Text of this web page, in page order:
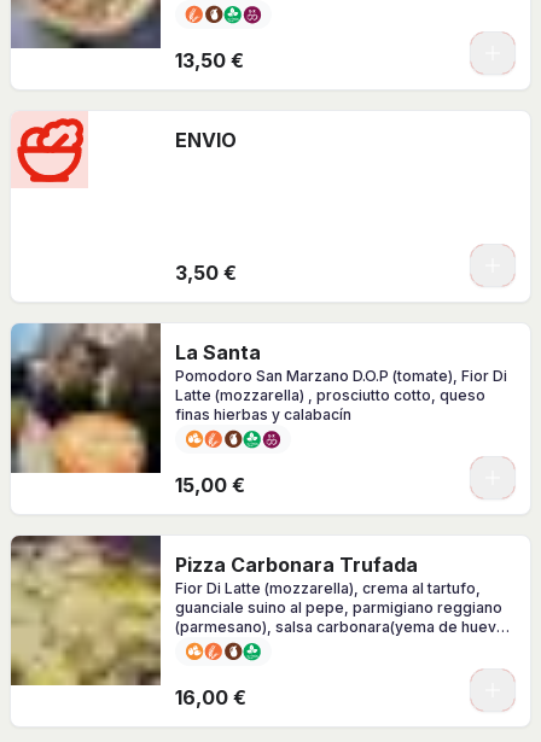
y AOVE
13,50 €
ENVIO
3,50 €
La Santa
Pomodoro San Marzano D.O.P (tomate), Fior Di
Latte (mozzarella) , prosciutto cotto, queso
finas hierbas y calabacín
15,00 €
Pizza Carbonara Trufada
Fior Di Latte (mozzarella), crema al tartufo,
guanciale suino al pepe, parmigiano reggiano
(parmesano), salsa carbonara(yema de huevo,
pimienta negra y parmigiano)
16,00 €